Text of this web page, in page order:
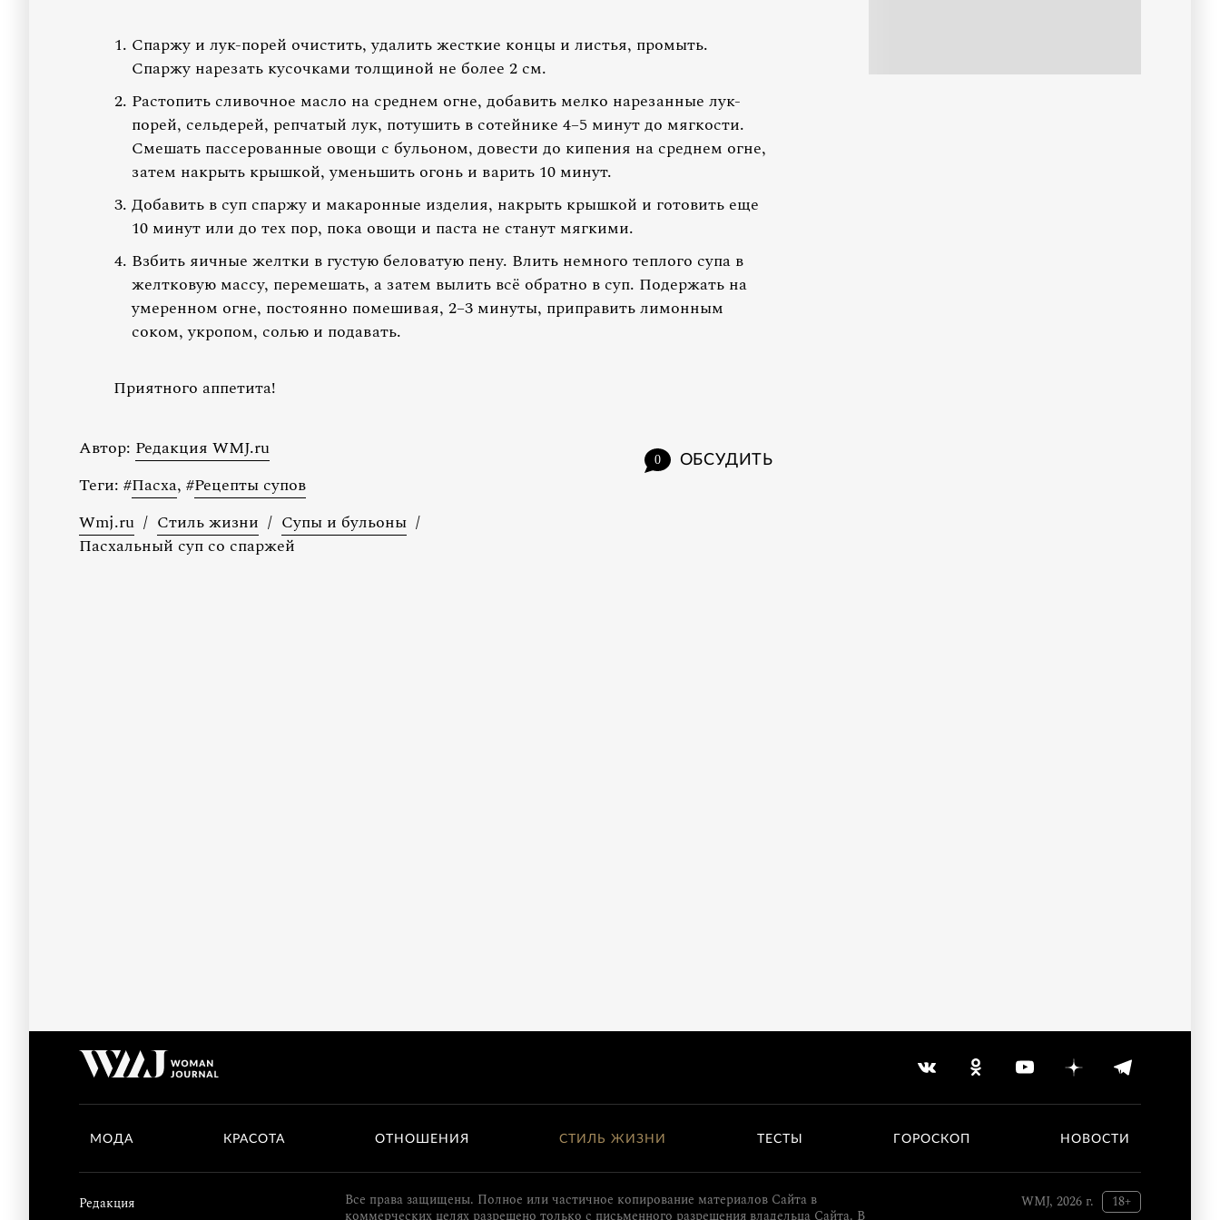
Спаржу и лук-порей очистить, удалить жесткие концы и листья, промыть.
Спаржу нарезать кусочками толщиной не более 2 см.
Растопить сливочное масло на среднем огне, добавить мелко нарезанные лук-
порей, сельдерей, репчатый лук, потушить в сотейнике 4–5 минут до мягкости.
Смешать пассерованные овощи с бульоном, довести до кипения на среднем огне,
затем накрыть крышкой, уменьшить огонь и варить 10 минут.
Добавить в суп спаржу и макаронные изделия, накрыть крышкой и готовить еще
10 минут или до тех пор, пока овощи и паста не станут мягкими.
Взбить яичные желтки в густую беловатую пену. Влить немного теплого супа в
желтковую массу, перемешать, а затем вылить всё обратно в суп. Подержать на
умеренном огне, постоянно помешивая, 2–3 минуты, приправить лимонным
соком, укропом, солью и подавать.
Приятного аппетита!
0 ОБСУДИТЬ
Автор: Редакция WMJ.ru
Теги: #Пасха, #Рецепты супов
Wmj.ru / Стиль жизни / Супы и бульоны /
Пасхальный суп со спаржей
МОДА КРАСОТА ОТНОШЕНИЯ СТИЛЬ ЖИЗНИ ТЕСТЫ ГОРОСКОП НОВОСТИ
Редакция WMJ, 2026 г. 18+
Все права защищены. Полное или частичное копирование материалов Сайта в
коммерческих целях разрешено только с письменного разрешения владельца Сайта. В